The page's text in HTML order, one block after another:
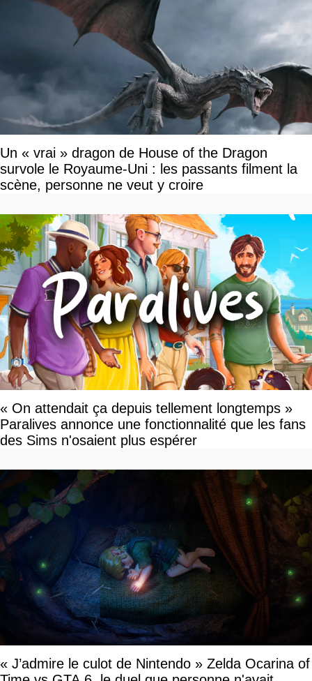
Un « vrai » dragon de House of the Dragon
survole le Royaume-Uni : les passants filment la
scène, personne ne veut y croire
« On attendait ça depuis tellement longtemps »
Paralives annonce une fonctionnalité que les fans
des Sims n'osaient plus espérer
« J’admire le culot de Nintendo » Zelda Ocarina of